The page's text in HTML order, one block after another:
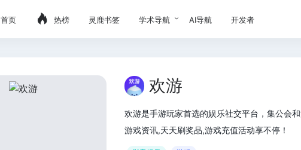
首页 热榜 灵鹿书签 学术导航 AI导航 开发者
欢游
欢游是手游玩家首选的娱乐社交平台，集公会
游戏资讯,天天刷奖品,游戏充值活动享不停！